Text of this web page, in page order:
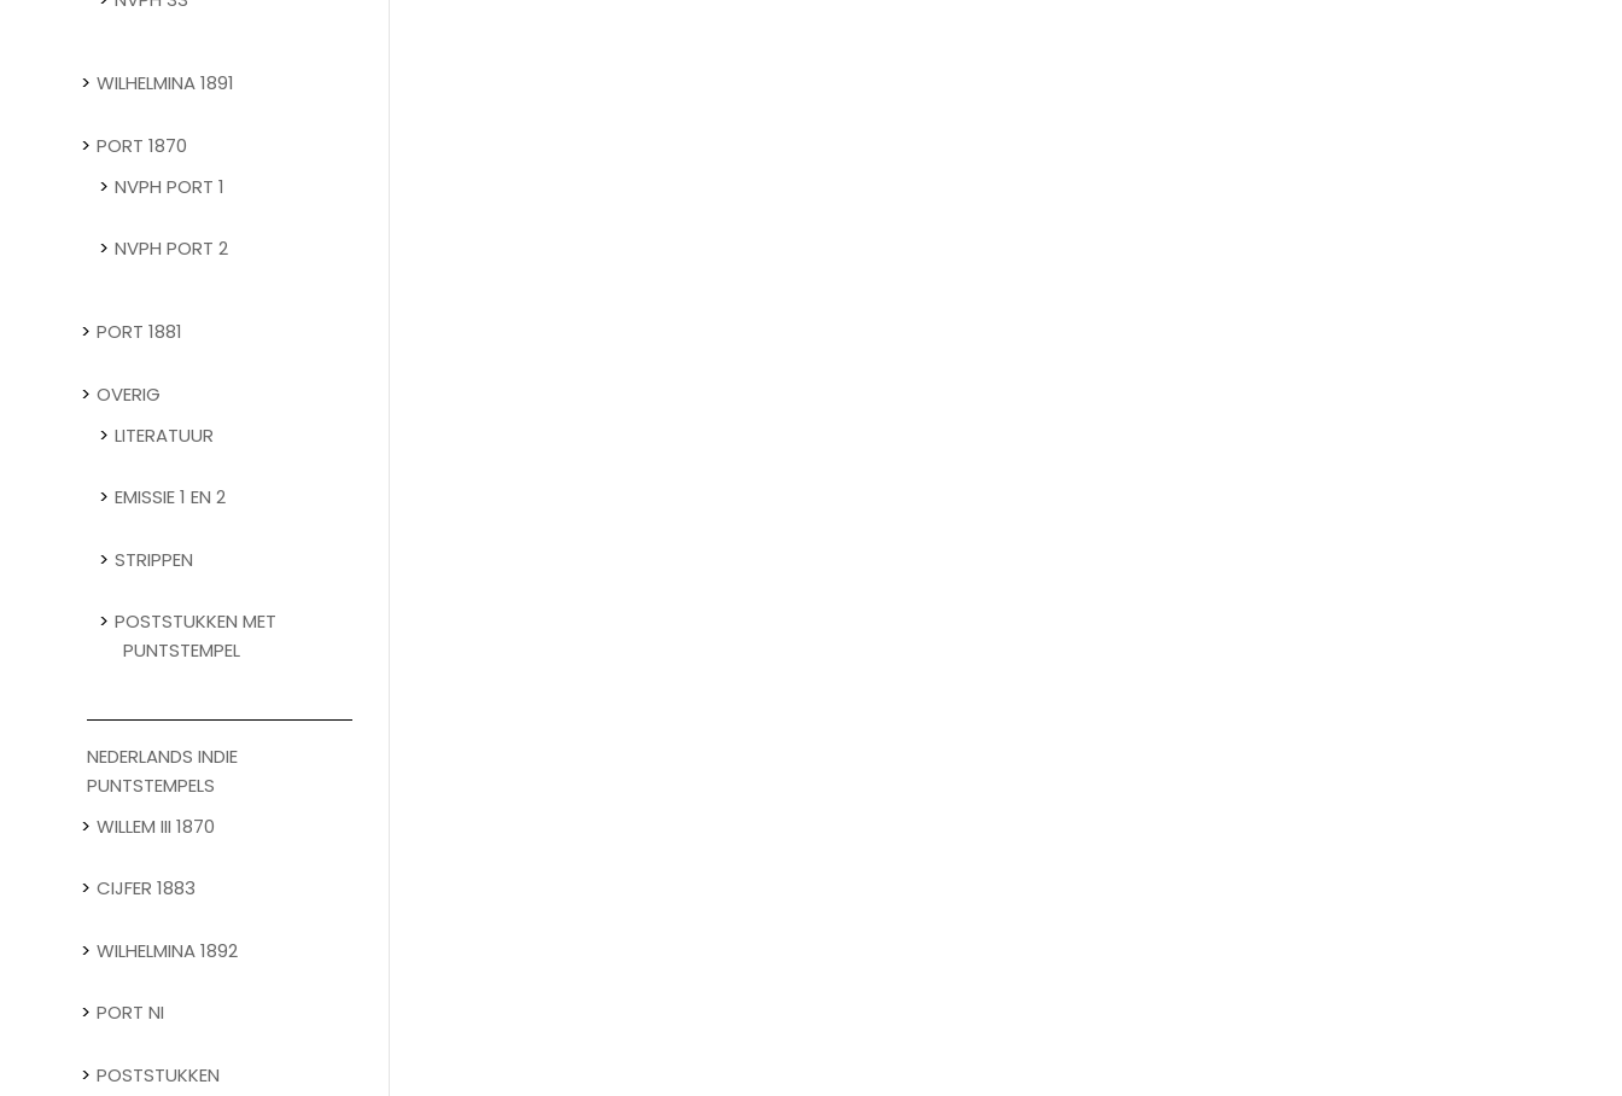
WILHELMINA 1891
PORT 1870
NVPH PORT 1
NVPH PORT 2
PORT 1881
OVERIG
LITERATUUR
EMISSIE 1 EN 2
STRIPPEN
POSTSTUKKEN MET
PUNTSTEMPEL
NEDERLANDS INDIE
PUNTSTEMPELS
WILLEM III 1870
CIJFER 1883
WILHELMINA 1892
PORT NI
POSTSTUKKEN